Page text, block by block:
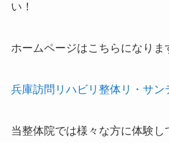
い！
ホームページはこちらになりま
兵庫訪問リハビリ整体リ・サン
当整体院では様々な方に体験し